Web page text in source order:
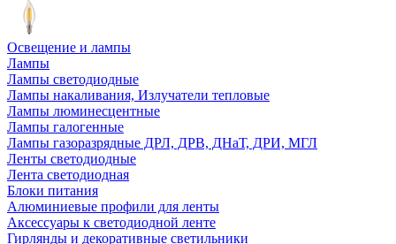
Освещение и лампы
Лампы
Лампы светодиодные
Лампы накаливания, Излучатели тепловые
Лампы люминесцентные
Лампы галогенные
Лампы газоразрядные ДРЛ, ДРВ, ДНаТ, ДРИ, МГЛ
Ленты светодиодные
Лента светодиодная
Блоки питания
Алюминиевые профили для ленты
Аксессуары к светодиодной ленте
Гирлянды и декоративные светильники